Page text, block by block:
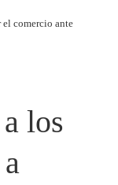
comercio ante
los